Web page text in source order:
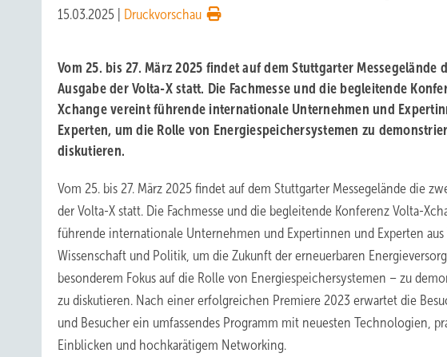
15.03.2025 Druckvorschau
Vom 25. bis 27. März 2025 findet auf dem Stuttgarter Messegelände
Ausgabe der Volta-X statt. Die Fachmesse und die begleitende
Xchange vereint führende internationale Unternehmen und
Experten, um die Rolle von Energiespeichersystemen zu
diskutieren.
Vom 25. bis 27. März 2025 findet auf dem Stuttgarter Messegelände die
der Volta-X statt. Die Fachmesse und die begleitende Konferenz Volta-
führende internationale Unternehmen und Expertinnen und Experten
Wissenschaft und Politik, um die Zukunft der erneuerbaren
besonderem Fokus auf die Rolle von Energiespeichersystemen – zu
zu diskutieren. Nach einer erfolgreichen Premiere 2023 erwartet die
und Besucher ein umfassendes Programm mit neuesten Technologien,
Einblicken und hochkarätigem Networking.